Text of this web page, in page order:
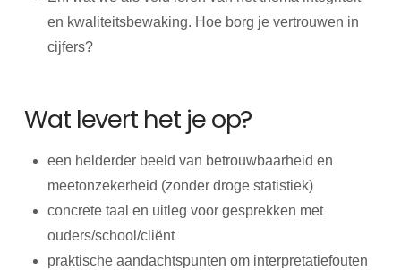
en kwaliteitsbewaking. Hoe borg je vertrouwen in
cijfers?
Wat levert het je op?
een helderder beeld van betrouwbaarheid en
meetonzekerheid (zonder droge statistiek)
concrete taal en uitleg voor gesprekken met
ouders/school/cliënt
praktische aandachtspunten om interpretatiefouten